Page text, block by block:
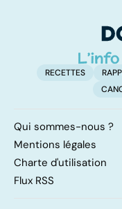
RECETTES
Qui sommes-nous ?
Mentions légales
Charte d'utilisation
Flux RSS